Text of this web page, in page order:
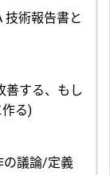
技術報告書と
善する、もし
る)
の議論/定義